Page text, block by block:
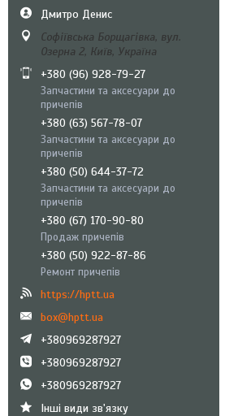
Дмитро Денис
Софіївська Борщагівка, вул.
Озерна 2, Київ, Україна
+380 (96) 928-79-27
Запчастини та аксесуари до
причепів
+380 (63) 567-78-07
Запчастини та аксесуари до
причепів
+380 (50) 644-37-72
Запчастини та аксесуари до
причепів
+380 (67) 170-90-80
Продаж причепів
+380 (50) 922-87-86
Ремонт причепів
https://hptt.ua
box@hptt.ua
+380969287927
+380969287927
+380969287927
Інші види зв'язку